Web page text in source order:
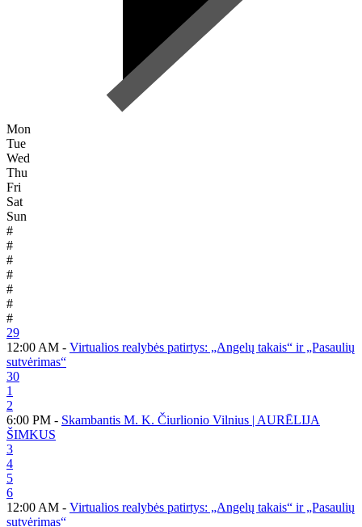
Mon
Tue
Wed
Thu
Fri
Sat
Sun
#
#
#
#
#
#
#
29
12:00 AM - Virtualios realybės patirtys: „Angelų takais“ ir „Pasaulių
sutvėrimas“
30
1
2
6:00 PM - Skambantis M. K. Čiurlionio Vilnius | AURĒLIJA
ŠIMKUS
3
4
5
6
12:00 AM - Virtualios realybės patirtys: „Angelų takais“ ir „Pasaulių
sutvėrimas“